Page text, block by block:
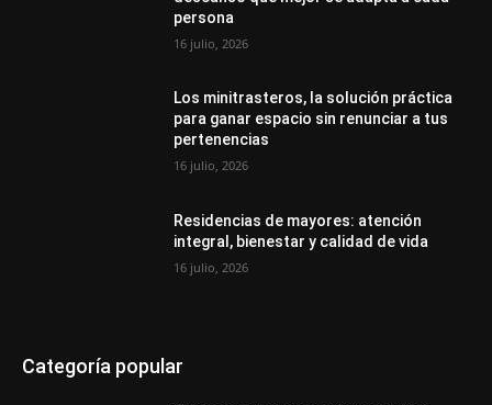
persona
16 julio, 2026
Los minitrasteros, la solución práctica
para ganar espacio sin renunciar a tus
pertenencias
16 julio, 2026
Residencias de mayores: atención
integral, bienestar y calidad de vida
16 julio, 2026
Categoría popular